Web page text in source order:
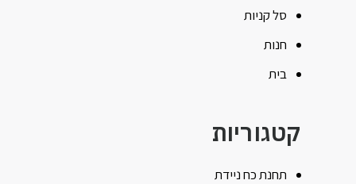
סל קניות
חנות
בית
קטגוריות
תחנת כח ניידת